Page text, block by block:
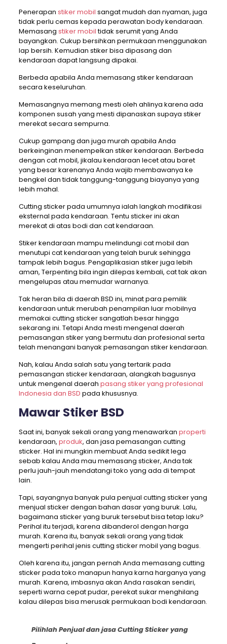
Penerapan stiker mobil sangat mudah dan nyaman, juga
tidak perlu cemas kepada perawatan body kendaraan.
Memasang stiker mobiltidak serumit yang Anda
bayangkan. Cukup bersihkan permukaan menggunakan
lap bersih. Kemudian stiker bisa dipasang dan
kendaraan dapat langsung dipakai.
Berbeda apabila Anda memasang stiker kendaraan
secara keseluruhan.
Memasangnya memang mesti oleh ahlinya karena ada
komponen susah yang mesti dipanaskan supaya stiker
merekat secara sempurna.
Cukup gampang dan juga murah apabila Anda
berkeinginan menempelkan stiker kendaraan. Berbeda
dengan cat mobil, jikalau kendaraan lecet atau baret
yang besar karenanya Anda wajib membawanya ke
bengkel dan tidak tanggung-tanggung biayanya yang
lebih mahal.
Cutting sticker pada umumnya ialah langkah modifikasi
eksternal pada kendaraan. Tentu sticker ini akan
merekat di atas bodi dan cat kendaraan.
Stiker kendaraan mampu melindungi cat mobil dan
menutupi cat kendaraan yang telah buruk sehingga
tampak lebih bagus. Pengaplikasian stiker juga lebih
aman, Terpenting bila ingin dilepas kembali, cat tak akan
mengelupas atau memudar warnanya.
Tak heran bila di daerah BSD ini, minat para pemilik
kendaraan untuk merubah penampilan luar mobilnya
memakai cutting sticker sangatlah besar hingga
sekarang ini. Tetapi Anda mesti mengenal daerah
pemasangan stiker yang bermutu dan profesional serta
telah menangani banyak pemasangan stiker kendaraan.
Nah, kalau Anda salah satu yang tertarik pada
pemasangan sticker kendaraan, alangkah bagusnya
untuk mengenal daerah pasang stiker yang profesional
Indonesia dan BSD pada khususnya.
Mawar Stiker BSD
Saat ini, banyak sekali orang yang menawarkan properti
kendaraan, produk, dan jasa pemasangan cutting
sticker. Hal ini mungkin membuat Anda sedikit lega
sebab kalau Anda mau memasang sticker, Anda tak
perlu jauh-jauh mendatangi toko yang ada di tempat
lain.
Tapi, sayangnya banyak pula penjual cutting sticker yang
menjual sticker dengan bahan dasar yang buruk. Lalu,
bagaimana sticker yang buruk tersebut bisa tetap laku?
Perihal itu terjadi, karena dibanderol dengan harga
murah. Karena itu, banyak sekali orang yang tidak
mengerti perihal jenis cutting sticker mobil yang bagus.
Oleh karena itu, jangan pernah Anda memasang cutting
sticker pada toko manapun hanya karna harganya yang
murah. Karena, imbasnya akan Anda rasakan sendiri,
seperti warna cepat pudar, perekat sukar menghilang
kalau dilepas bisa merusak permukaan bodi kendaraan.
Pilihlah Penjual dan jasa Cutting Sticker yang